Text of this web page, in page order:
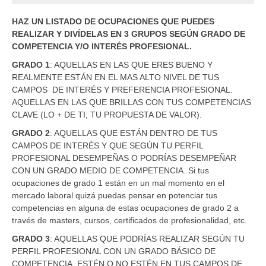
HAZ UN LISTADO DE OCUPACIONES QUE PUEDES
REALIZAR Y DIVÍDELAS EN 3 GRUPOS SEGÚN GRADO DE
COMPETENCIA Y/O INTERÉS PROFESIONAL.
GRADO 1: AQUELLAS EN LAS QUE ERES BUENO Y
REALMENTE ESTÁN EN EL MAS ALTO NIVEL DE TUS
CAMPOS DE INTERÉS Y PREFERENCIA PROFESIONAL.
AQUELLAS EN LAS QUE BRILLAS CON TUS COMPETENCIAS
CLAVE (LO + DE TI, TU PROPUESTA DE VALOR).
GRADO 2: AQUELLAS QUE ESTÁN DENTRO DE TUS
CAMPOS DE INTERÉS Y QUE SEGÚN TU PERFIL
PROFESIONAL DESEMPEÑAS O PODRÍAS DESEMPEÑAR
CON UN GRADO MEDIO DE COMPETENCIA. Si tus
ocupaciones de grado 1 están en un mal momento en el
mercado laboral quizá puedas pensar en potenciar tus
competencias en alguna de estas ocupaciones de grado 2 a
través de masters, cursos, certificados de profesionalidad, etc.
GRADO 3: AQUELLAS QUE PODRÍAS REALIZAR SEGÚN TU
PERFIL PROFESIONAL CON UN GRADO BÁSICO DE
COMPETENCIA, ESTÉN O NO ESTÉN EN TUS CAMPOS DE